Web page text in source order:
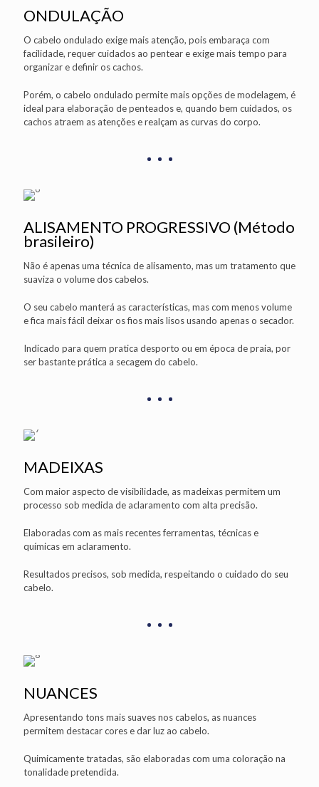
ONDULAÇÃO
O cabelo ondulado exige mais atenção, pois embaraça com
facilidade, requer cuidados ao pentear e exige mais tempo para
organizar e definir os cachos.
Porém, o cabelo ondulado permite mais opções de modelagem, é
ideal para elaboração de penteados e, quando bem cuidados, os
cachos atraem as atenções e realçam as curvas do corpo.
ALISAMENTO PROGRESSIVO (Método
brasileiro)
Não é apenas uma técnica de alisamento, mas um tratamento que
suaviza o volume dos cabelos.
O seu cabelo manterá as características, mas com menos volume
e fica mais fácil deixar os fios mais lisos usando apenas o secador.
Indicado para quem pratica desporto ou em época de praia, por
ser bastante prática a secagem do cabelo.
MADEIXAS
Com maior aspecto de visibilidade, as madeixas permitem um
processo sob medida de aclaramento com alta precisão.
Elaboradas com as mais recentes ferramentas, técnicas e
químicas em aclaramento.
Resultados precisos, sob medida, respeitando o cuidado do seu
cabelo.
NUANCES
Apresentando tons mais suaves nos cabelos, as nuances
permitem destacar cores e dar luz ao cabelo.
Quimicamente tratadas, são elaboradas com uma coloração na
tonalidade pretendida.